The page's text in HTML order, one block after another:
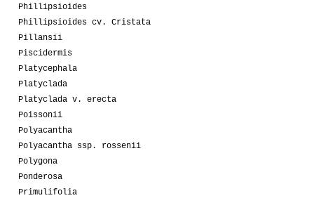
Phillipsioides
Phillipsioides cv. Cristata
Pillansii
Piscidermis
Platycephala
Platyclada
Platyclada v. erecta
Poissonii
Polyacantha
Polyacantha ssp. rossenii
Polygona
Ponderosa
Primulifolia